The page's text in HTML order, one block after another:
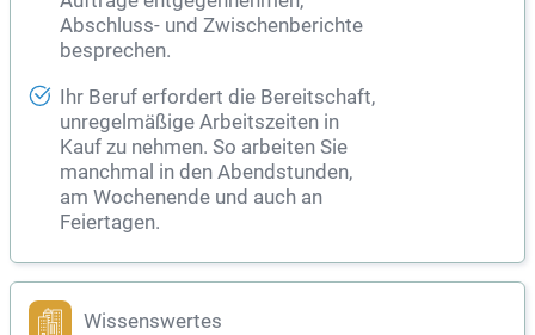
Abschluss- und Zwischenberichte
besprechen.
Ihr Beruf erfordert die Bereitschaft,
unregelmäßige Arbeitszeiten in
Kauf zu nehmen. So arbeiten Sie
manchmal in den Abendstunden,
am Wochenende und auch an
Feiertagen.
Wissenswertes